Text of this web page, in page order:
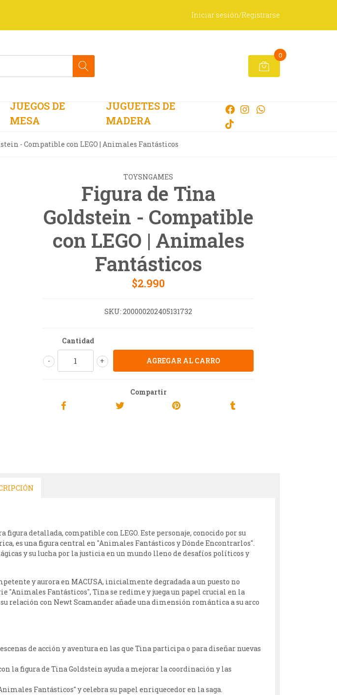
Iniciar sesión/Registrarse
0
JUEGOS DE
MESA
JUGUETES DE
MADERA
- Compatible con LEGO | Animales Fantásticos
TOYSNGAMES
Figura de Tina
Goldstein - Compatible
con LEGO | Animales
Fantásticos
$2.990
SKU: 200000202405131732
Cantidad
+
-
Compartir
detallada, compatible con LEGO. Este personaje, conocido por su
es una figura central en "Animales Fantásticos y Dónde Encontrarlos".
y su lucha por la justicia en un mundo lleno de desafíos políticos y
y aurora en MACUSA, inicialmente degradada a un puesto no
"Animales Fantásticos", Tina se redime y juega un papel crucial en la
relación con Newt Scamander añade una dimensión romántica a su arco
de acción y aventura en las que Tina participa o para diseñar nuevas
la figura de Tina Goldstein ayuda a mejorar la coordinación y las
Fantásticos" y celebra su papel enriquecedor en la saga.